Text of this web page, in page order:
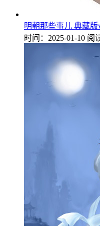
明朝那些事儿 典藏
时间：2025-01-10 阅